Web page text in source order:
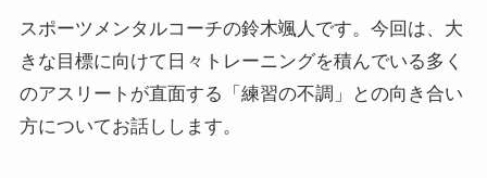
スポーツメンタルコーチの鈴木颯人です。今回は、大
きな目標に向けて日々トレーニングを積んでいる多く
のアスリートが直面する「練習の不調」との向き合い
方についてお話しします。